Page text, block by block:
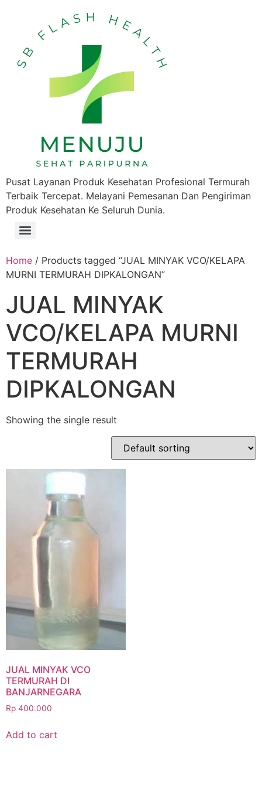
Pusat Layanan Produk Kesehatan Profesional Termurah
Terbaik Tercepat. Melayani Pemesanan Dan Pengiriman
Produk Kesehatan Ke Seluruh Dunia.
Home / Products tagged “JUAL MINYAK VCO/KELAPA
MURNI TERMURAH DIPKALONGAN”
JUAL MINYAK
VCO/KELAPA MURNI
TERMURAH
DIPKALONGAN
Showing the single result
JUAL MINYAK VCO
TERMURAH DI
BANJARNEGARA
Rp 400.000
Add to cart